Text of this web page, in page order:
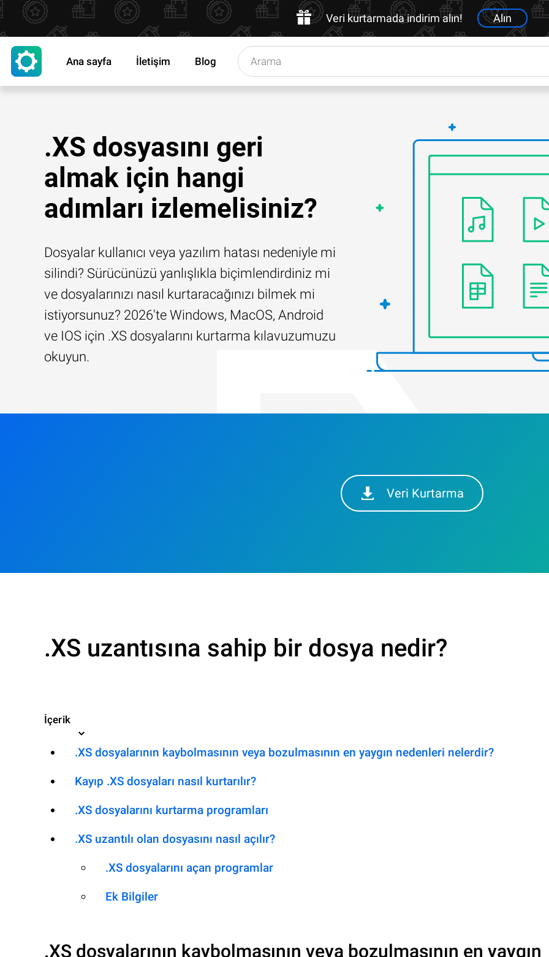
Veri kurtarmada indirim alın! Alın
Ana sayfa İletişim Blog
.XS dosyasını geri
almak için hangi
adımları izlemelisiniz?
Dosyalar kullanıcı veya yazılım hatası nedeniyle mi
silindi? Sürücünüzü yanlışlıkla biçimlendirdiniz mi
ve dosyalarınızı nasıl kurtaracağınızı bilmek mi
istiyorsunuz? 2026'te Windows, MacOS, Android
ve IOS için .XS dosyalarını kurtarma kılavuzumuzu
okuyun.
Veri Kurtarma
.XS uzantısına sahip bir dosya nedir?
İçerik
.XS dosyalarının kaybolmasının veya bozulmasının en yaygın nedenleri nelerdir?
Kayıp .XS dosyaları nasıl kurtarılır?
.XS dosyalarını kurtarma programları
.XS uzantılı olan dosyasını nasıl açılır?
.XS dosyalarını açan programlar
Ek Bilgiler
.XS dosyalarının kaybolmasının veya bozulmasının en yaygın